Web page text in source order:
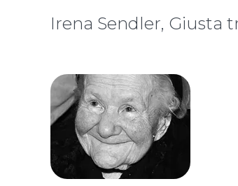
Irena Sendler, Giusta